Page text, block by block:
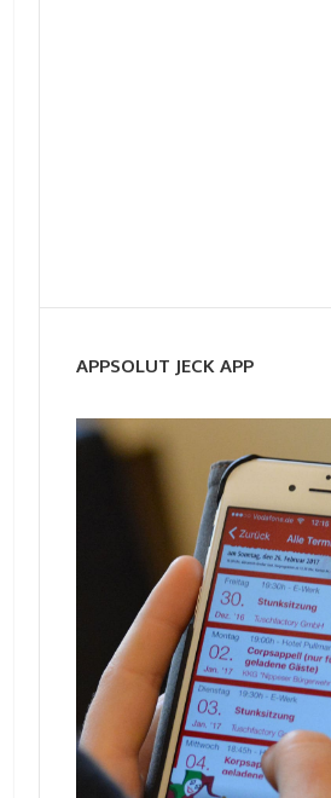
APPSOLUT JECK APP